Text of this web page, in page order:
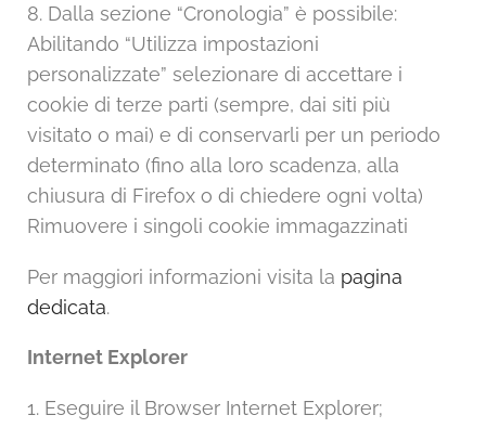
8. Dalla sezione “Cronologia” è possibile:
Abilitando “Utilizza impostazioni
personalizzate” selezionare di accettare i
cookie di terze parti (sempre, dai siti più
visitato o mai) e di conservarli per un periodo
determinato (fino alla loro scadenza, alla
chiusura di Firefox o di chiedere ogni volta)
Rimuovere i singoli cookie immagazzinati
Per maggiori informazioni visita la pagina
dedicata.
Internet Explorer
1. Eseguire il Browser Internet Explorer;